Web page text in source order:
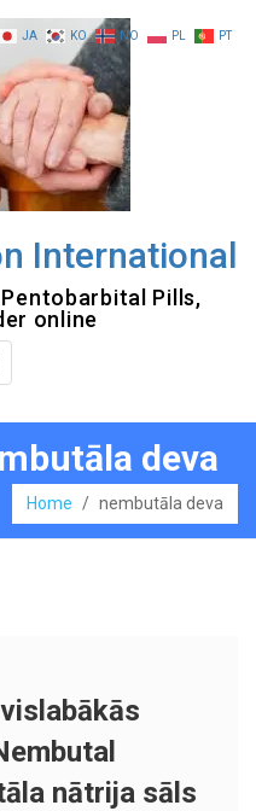
International
Pills,
online
deva
Home / nembutāla deva
nātrija sāls
JA KO NO PL PT